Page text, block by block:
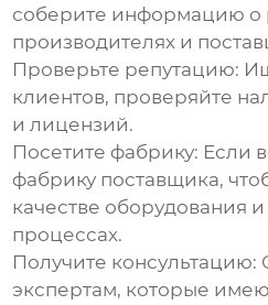
соберите информацию о
производителях и
Проверьте репутацию:
клиентов, проверяйте
и лицензий.
Посетите фабрику: Если
фабрику поставщика,
качестве оборудования
процессах.
Получите консультацию:
экспертам, которые